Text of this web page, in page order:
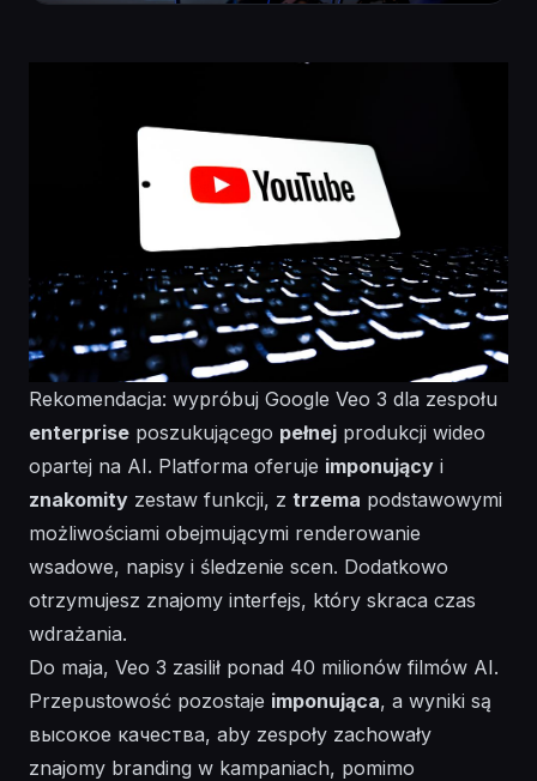
Rekomendacja: wypróbuj Google Veo 3 dla zespołu
enterprise poszukującego pełnej produkcji wideo
opartej na AI. Platforma oferuje imponujący i
znakomity zestaw funkcji, z trzema podstawowymi
możliwościami obejmującymi renderowanie
wsadowe, napisy i śledzenie scen. Dodatkowo
otrzymujesz znajomy interfejs, który skraca czas
wdrażania.
Do maja, Veo 3 zasilił ponad 40 milionów filmów AI.
Przepustowość pozostaje imponująca, a wyniki są
высокое качества, aby zespoły zachowały
znajomy branding w kampaniach, pomimo